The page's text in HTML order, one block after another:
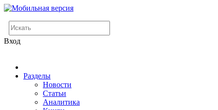
Вход
Разделы
Новости
Статьи
Аналитика